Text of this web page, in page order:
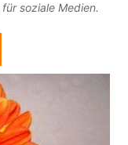
soziale Medien.